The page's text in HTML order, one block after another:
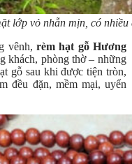
lớp vỏ nhẵn mịn, có nhiều
vênh, rèm hạt gỗ Hương
khách, phòng thờ – những
gỗ sau khi được tiện tròn,
đều đặn, mềm mại, uyển